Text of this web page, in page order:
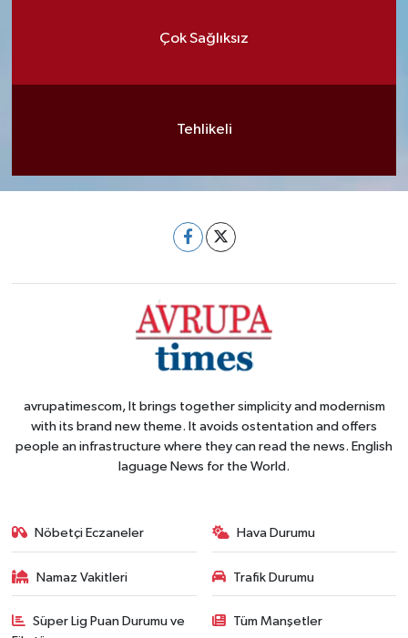
Çok Sağlıksız
Tehlikeli
avrupatimescom, It brings together simplicity and modernism
with its brand new theme. It avoids ostentation and offers
people an infrastructure where they can read the news. English
laguage News for the World.
Nöbetçi Eczaneler Hava Durumu
Namaz Vakitleri Trafik Durumu
Süper Lig Puan Durumu ve
Tüm Manşetler